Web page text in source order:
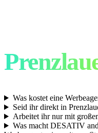
Was kostet eine
Seid ihr direkt in
Arbeitet ihr nur mit
Was macht DESATIV